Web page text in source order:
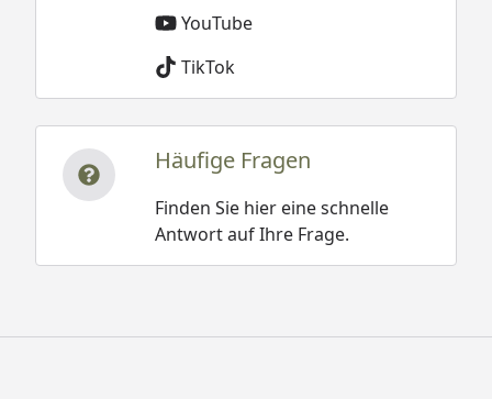
YouTube
TikTok
Häufige Fragen
Finden Sie hier eine schnelle
Antwort auf Ihre Frage.